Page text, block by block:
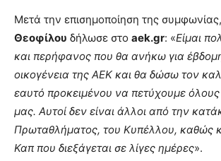
Μετά την επισημοποίηση της
Θεοφίλου δήλωσε στο aek.gr: «Είμαι
και περήφανος που θα ανήκω για
οικογένεια της ΑΕΚ και θα δώσω τον
εαυτό προκειμένου να πετύχουμε
μας. Αυτοί δεν είναι άλλοι από την
Πρωταθλήματος, του Κυπέλλου, καθώς
Καπ που διεξάγεται σε λίγες ημέρες».